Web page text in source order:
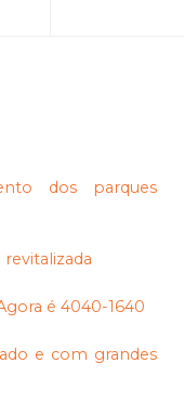
dos parques
é 4040-1640
e com grandes